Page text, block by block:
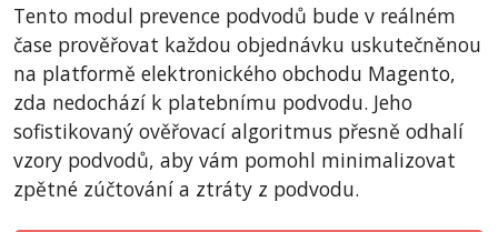
ZenCart
PinnacleCart
FoxyCart
Easy Digital Downloads
nopCommerce
Tento modul prevence podvodů bude v reálném
čase prověřovat každou objednávku uskutečněnou
na platformě elektronického obchodu Magento,
zda nedochází k platebnímu podvodu. Jeho
sofistikovaný ověřovací algoritmus přesně odhalí
vzory podvodů, aby vám pomohl minimalizovat
zpětné zúčtování a ztráty z podvodu.